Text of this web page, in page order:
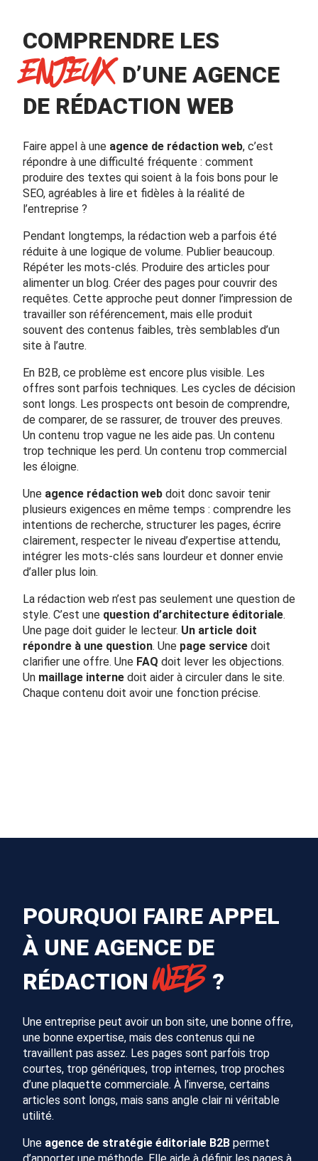
COMPRENDRE LES
ENJEUX D’UNE AGENCE
DE RÉDACTION WEB
Faire appel à une agence de rédaction web, c’est
répondre à une difficulté fréquente : comment
produire des textes qui soient à la fois bons pour le
SEO, agréables à lire et fidèles à la réalité de
l’entreprise ?
Pendant longtemps, la rédaction web a parfois été
réduite à une logique de volume. Publier beaucoup.
Répéter les mots-clés. Produire des articles pour
alimenter un blog. Créer des pages pour couvrir des
requêtes. Cette approche peut donner l’impression de
travailler son référencement, mais elle produit
souvent des contenus faibles, très semblables d’un
site à l’autre.
En B2B, ce problème est encore plus visible. Les
offres sont parfois techniques. Les cycles de décision
sont longs. Les prospects ont besoin de comprendre,
de comparer, de se rassurer, de trouver des preuves.
Un contenu trop vague ne les aide pas. Un contenu
trop technique les perd. Un contenu trop commercial
les éloigne.
Une agence rédaction web doit donc savoir tenir
plusieurs exigences en même temps : comprendre les
intentions de recherche, structurer les pages, écrire
clairement, respecter le niveau d’expertise attendu,
intégrer les mots-clés sans lourdeur et donner envie
d’aller plus loin.
La rédaction web n’est pas seulement une question de
style. C’est une question d’architecture éditoriale.
Une page doit guider le lecteur. Un article doit
répondre à une question. Une page service doit
clarifier une offre. Une FAQ doit lever les objections.
Un maillage interne doit aider à circuler dans le site.
Chaque contenu doit avoir une fonction précise.
POURQUOI FAIRE APPEL
À UNE AGENCE DE
RÉDACTIONWEB ?
Une entreprise peut avoir un bon site, une bonne offre,
une bonne expertise, mais des contenus qui ne
travaillent pas assez. Les pages sont parfois trop
courtes, trop génériques, trop internes, trop proches
d’une plaquette commerciale. À l’inverse, certains
articles sont longs, mais sans angle clair ni véritable
utilité.
Une agence de stratégie éditoriale B2B permet